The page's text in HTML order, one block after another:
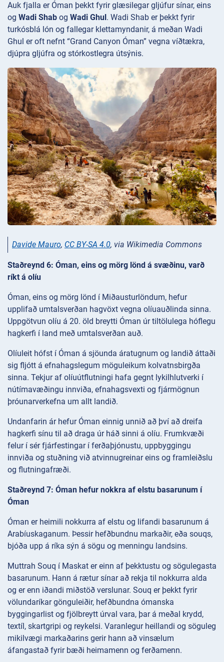
Auk fjalla er Óman þekkt fyrir glæsilegar gljúfur sínar, eins
og Wadi Shab og Wadi Ghul . Wadi Shab er þekkt fyrir
turkósblá lón og fallegar klettamyndanir, á meðan Wadi
Ghul er oft nefnt “Grand Canyon Óman” vegna víðtækra,
djúpra gljúfra og stórkostlegra útsýnis.
Davide Mauro, CC BY-SA 4.0, via Wikimedia Commons
Staðreynd 6: Óman, eins og mörg lönd á svæðinu, varð
ríkt á olíu
Óman, eins og mörg lönd í Miðausturlöndum, hefur
upplifað umtalsverðan hagvöxt vegna olíuauðlinda sinna.
Uppgötvun olíu á 20. öld breytti Óman úr tiltölulega hóflegu
hagkerfi í land með umtalsverðan auð.
Olíuleit hófst í Óman á sjöunda áratugnum og landið áttaði
sig fljótt á efnahagslegum möguleikum kolvatnsbirgða
sinna. Tekjur af olíuútflutningi hafa gegnt lykilhlutverki í
nútímavæðingu innviða, efnahagsvexti og fjármögnun
þróunarverkefna um allt landið.
Undanfarin ár hefur Óman einnig unnið að því að dreifa
hagkerfi sínu til að draga úr háð sinni á olíu. Frumkvæði
felur í sér fjárfestingar í ferðaþjónustu, uppbyggingu
innviða og stuðning við atvinnugreinar eins og framleiðslu
og flutningafræði.
Staðreynd 7: Óman hefur nokkra af elstu basarunum í
Óman
Óman er heimili nokkurra af elstu og lifandi basarunum á
Arabíuskaganum. Þessir hefðbundnu markaðir, eða souqs,
bjóða upp á ríka sýn á sögu og menningu landsins.
Muttrah Souq í Maskat er einn af þekktustu og sögulegasta
basarunum. Hann á rætur sínar að rekja til nokkurra alda
og er enn iðandi miðstöð verslunar. Souq er þekkt fyrir
völundaríkar gönguleiðir, hefðbundna ómanska
byggingarlist og fjölbreytt úrval vara, þar á meðal krydd,
textíl, skartgripi og reykelsi. Varanlegur heillandi og söguleg
mikilvægi markaðarins gerir hann að vinsælum
áfangastað fyrir bæði heimamenn og ferðamenn.